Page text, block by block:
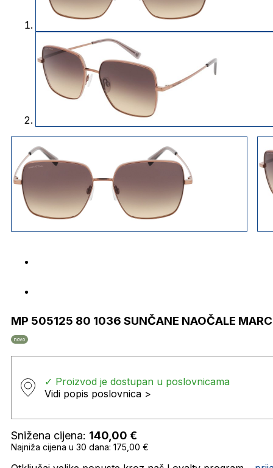
MP 505125 80 1036 SUNČANE NAOČALE MARC
novo
✓ Proizvod je dostupan u poslovnicama
Vidi popis poslovnica >
Snižena cijena: 140,00 €
Najniža cijena u 30 dana: 175,00 €